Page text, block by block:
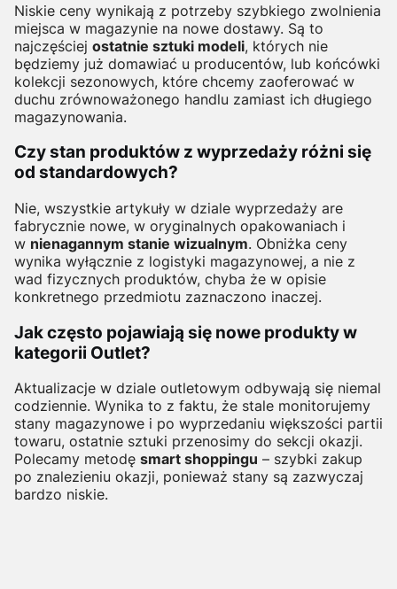
Niskie ceny wynikają z potrzeby szybkiego zwolnienia
miejsca w magazynie na nowe dostawy. Są to
najczęściej ostatnie sztuki modeli, których nie
będziemy już domawiać u producentów, lub końcówki
kolekcji sezonowych, które chcemy zaoferować w
duchu zrównoważonego handlu zamiast ich długiego
magazynowania.
Czy stan produktów z wyprzedaży różni się
od standardowych?
Nie, wszystkie artykuły w dziale wyprzedaży are
fabrycznie nowe, w oryginalnych opakowaniach i
w nienagannym stanie wizualnym. Obniżka ceny
wynika wyłącznie z logistyki magazynowej, a nie z
wad fizycznych produktów, chyba że w opisie
konkretnego przedmiotu zaznaczono inaczej.
Jak często pojawiają się nowe produkty w
kategorii Outlet?
Aktualizacje w dziale outletowym odbywają się niemal
codziennie. Wynika to z faktu, że stale monitorujemy
stany magazynowe i po wyprzedaniu większości partii
towaru, ostatnie sztuki przenosimy do sekcji okazji.
Polecamy metodę smart shoppingu – szybki zakup
po znalezieniu okazji, ponieważ stany są zazwyczaj
bardzo niskie.